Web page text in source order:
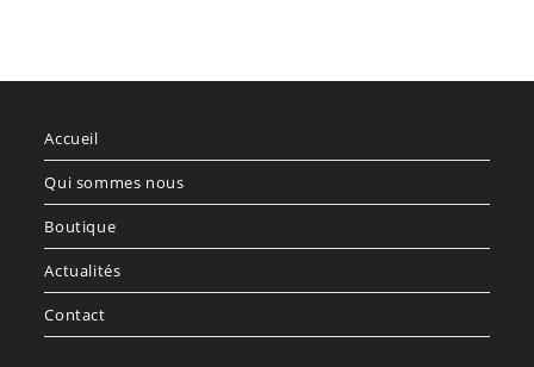
Accueil
Qui sommes nous
Boutique
Actualités
Contact